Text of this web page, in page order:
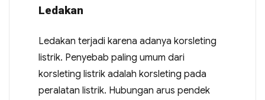
Ledakan
Ledakan terjadi karena adanya korsleting
listrik. Penyebab paling umum dari
korsleting listrik adalah korsleting pada
peralatan listrik. Hubungan arus pendek